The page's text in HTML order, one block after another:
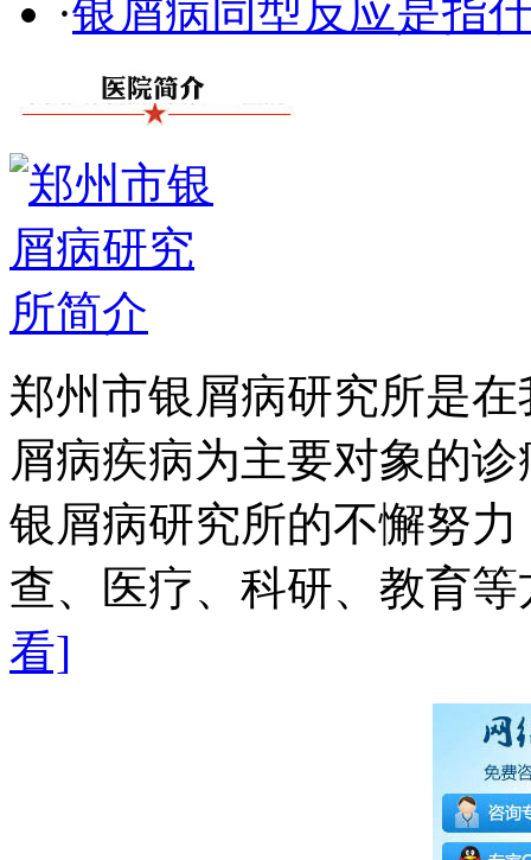
·银屑病同型反应是指
郑州市银屑病研究所是
屑病疾病为主要对象的
银屑病研究所的不懈努
查、医疗、科研、教育
看]